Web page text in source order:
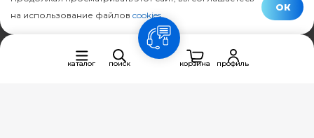
© Ifreez - продажа и установка климатической техники,
каталог поиск
связь
корзина
профиль
на использование файлов cookies.
ОК